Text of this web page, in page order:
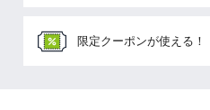
限定クーポンが使える！